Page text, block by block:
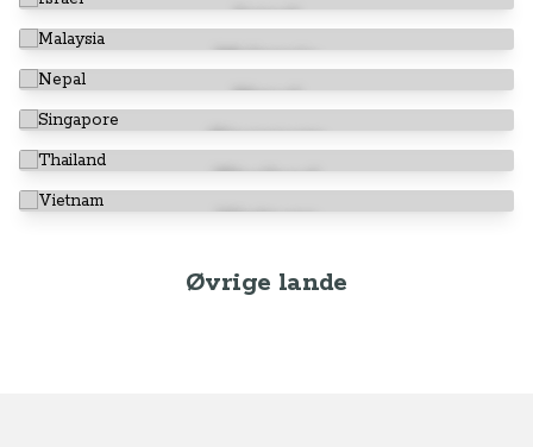
Israel
Malaysia
Nepal
Singapore
Thailand
Vietnam
Øvrige lande